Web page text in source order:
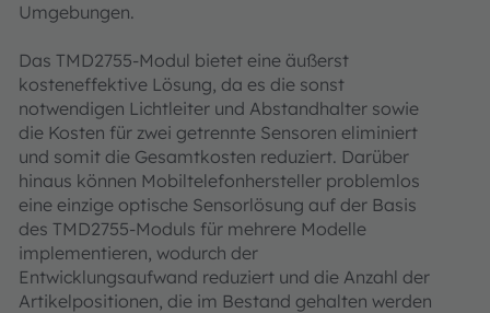
Umgebungen.
Das TMD2755-Modul bietet eine äußerst
kosteneffektive Lösung, da es die sonst
notwendigen Lichtleiter und Abstandhalter sowie
die Kosten für zwei getrennte Sensoren eliminiert
und somit die Gesamtkosten reduziert. Darüber
hinaus können Mobiltelefonhersteller problemlos
eine einzige optische Sensorlösung auf der Basis
des TMD2755-Moduls für mehrere Modelle
implementieren, wodurch der
Entwicklungsaufwand reduziert und die Anzahl der
Artikelpositionen, die im Bestand gehalten werden